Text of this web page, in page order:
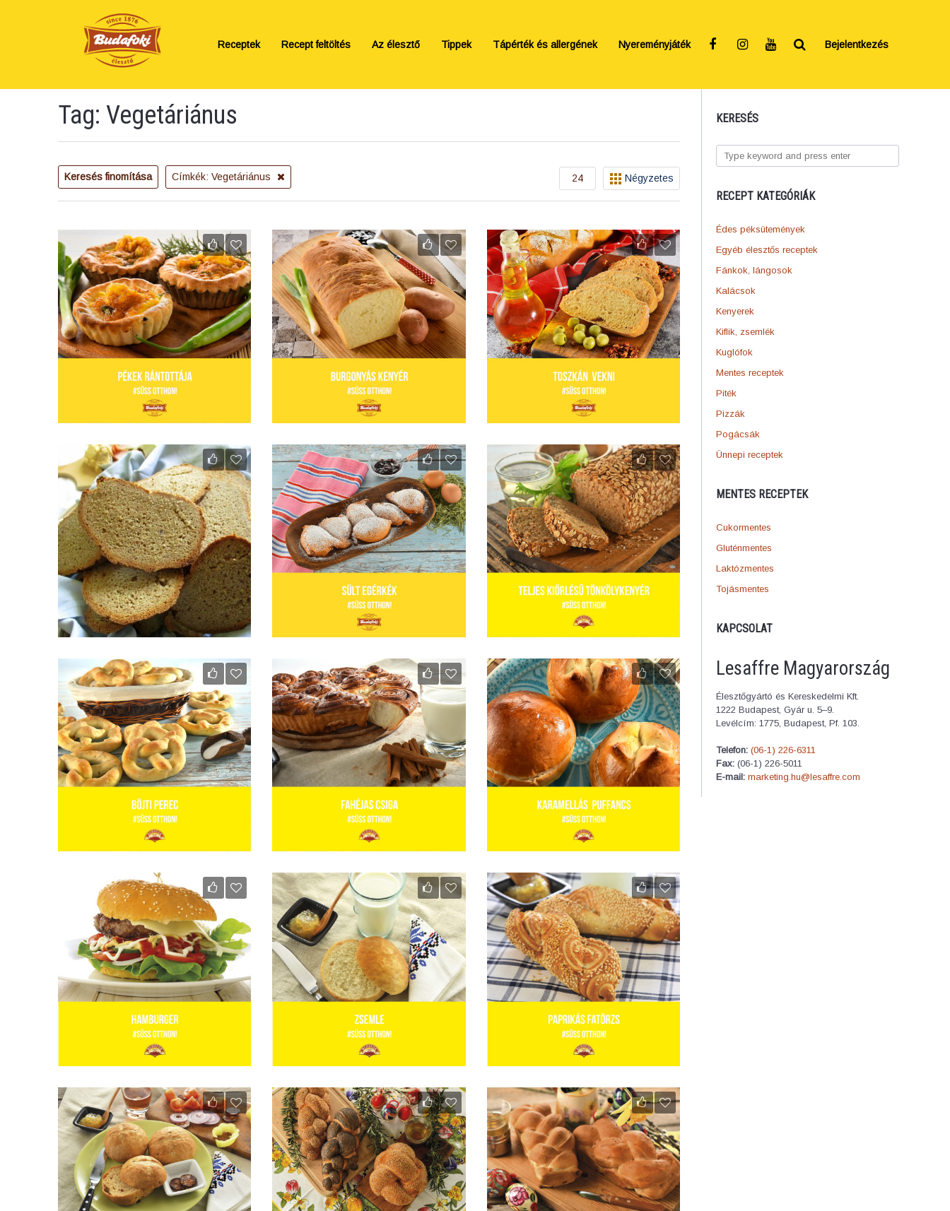
Receptek Recept feltöltés Az élesztő Tippek Tápérték és allergének Nyereményjáték Bejelentkezés
KERESÉS
RECEPT KATEGÓRIÁK
Édes péksütemények
Egyéb élesztős receptek
Fánkok, lángosok
Kalácsok
Kenyerek
Kiflik, zsemlék
Kuglófok
Mentes receptek
Piték
Pizzák
Pogácsák
Ünnepi receptek
MENTES RECEPTEK
Cukormentes
Gluténmentes
Laktózmentes
Tojásmentes
KAPCSOLAT
Lesaffre Magyarország
Élesztőgyártó és Kereskedelmi Kft.
1222 Budapest, Gyár u. 5–9.
Levélcím: 1775, Budapest, Pf. 103.
Telefon: (06-1) 226-6311
Fax: (06-1) 226-5011
E-mail: marketing.hu@lesaffre.com
Tag: Vegetáriánus
Keresés finomítása Címkék: Vegetáriánus Négyzetes
24